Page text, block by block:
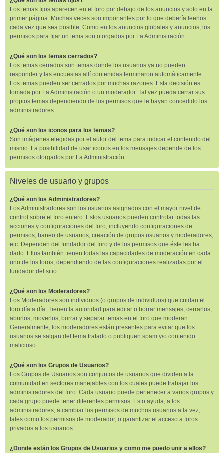
Los temas fijos aparecen en el foro por debajo de los anuncios y solo en la
primer página. Muchas veces son importantes por lo que debería leerlos
cada vez que sea posible. Como en los anuncios globales y anuncios, los
permisos para fijar un tema son otorgados por La Administración.
¿Qué son los temas cerrados?
Los temas cerrados son temas donde los usuarios ya no pueden
responder y las encuestas allí contenidas terminaron automáticamente.
Los temas pueden ser cerrados por muchas razones. Esta decisión es
tomada por La Administración o un moderador. Tal vez pueda cerrar sus
propios temas dependiendo de los permisos que le hayan concedido los
administradores.
¿Qué son los iconos para los temas?
Son imágenes elegidas por el autor del tema para indicar el contenido del
mismo. La posibilidad de usar iconos en los mensajes depende de los
permisos otorgados por La Administración.
Niveles de usuario y grupos
¿Qué son los Administradores?
Los Administradores son los usuarios asignados con el mayor nivel de
control sobre el foro entero. Estos usuarios pueden controlar todas las
acciones y configuraciones del foro, incluyendo configuraciones de
permisos, baneo de usuarios, creación de grupos usuarios y moderadores,
etc. Dependen del fundador del foro y de los permisos que éste les ha
dado. Ellos también tienen todas las capacidades de moderación en cada
uno de los foros, dependiendo de las configuraciones realizadas por el
fundador del sitio.
¿Qué son los Moderadores?
Los Moderadores son individuos (o grupos de individuos) que cuidan el
foro día a día. Tienen la autoridad para editar o borrar mensajes, cerrarlos,
abrirlos, moverlos, borrar y separar temas en el foro que moderan.
Generalmente, los moderadores están presentes para evitar que los
usuarios se salgan del tema tratado o publiquen spam y/o contenido
malicioso.
¿Qué son los Grupos de Usuarios?
Los Grupos de Usuarios son conjuntos de usuarios que dividen a la
comunidad en sectores manejables con los cuales puede trabajar los
administradores del foro. Cada usuario puede pertenecer a varios grupos y
cada grupo puede tener diferentes permisos. Esto ayuda, a los
administradores, a cambiar los permisos de muchos usuarios a la vez,
tales como los permisos de moderador, o garantizar el acceso a foros
privados a los usuarios.
¿Donde están los Grupos de Usuarios y como me puedo unir a ellos?